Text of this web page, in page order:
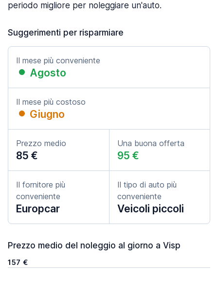
periodo migliore per noleggiare un'auto.
Suggerimenti per risparmiare
Il mese più conveniente
Agosto
Il mese più costoso
Giugno
Prezzo medio
85 €
Una buona offerta
95 €
Il fornitore più
conveniente
Europcar
Il tipo di auto più
conveniente
Veicoli piccoli
Prezzo medio del noleggio al giorno a Visp
157 €